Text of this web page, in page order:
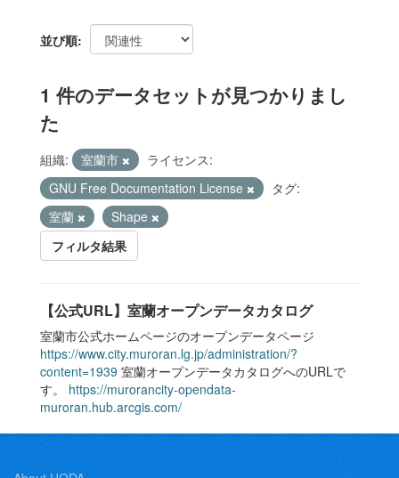
並び順
1 件のデータセットが見つかりまし
た
組織: 室蘭市
ライセンス:
GNU Free Documentation License
タグ:
室蘭
Shape
フィルタ結果
【公式URL】室蘭オープンデータカタログ
室蘭市公式ホームページのオープンデータページ
https://www.city.muroran.lg.jp/administration/?
content=1939 室蘭オープンデータカタログへのURLで
す。 https://murorancity-opendata-
muroran.hub.arcgis.com/